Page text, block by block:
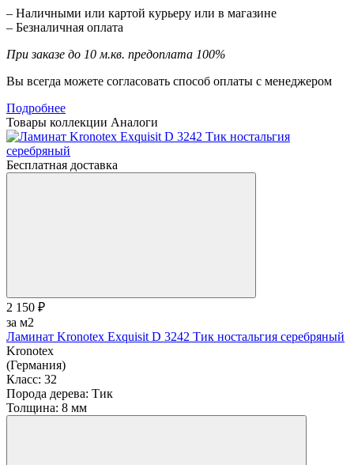
– Наличными или картой курьеру или в магазине
– Безналичная оплата
При заказе до 10 м.кв. предоплата 100%
Вы всегда можете согласовать способ оплаты с менеджером
Подробнее
Товары коллекции Аналоги
Бесплатная доставка
2 150 ₽
за м2
Ламинат Kronotex Exquisit D 3242 Тик ностальгия серебряный
Kronotex
(Германия)
Класс: 32
Порода дерева: Тик
Толщина: 8 мм